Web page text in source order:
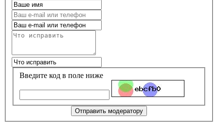
Введите код в поле ниже
Отправить модератору